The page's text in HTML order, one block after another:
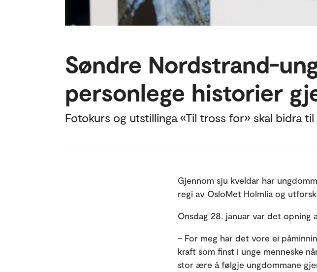
Søndre Nordstrand-
personlege historier
Fotokurs og utstillinga «Til tross for» skal bidra
Gjennom sju kveldar har
regi av OsloMet Holmlia og
Onsdag 28. januar var det opning
– For meg har det vore ei
kraft som finst i unge menneske
stor ære å følgje ungdommane